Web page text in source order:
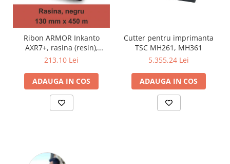
Ribon ARMOR Inkanto
AXR7+, rasina (resin),
negru, 130mmx450M, OUT
213,10 Lei
ADAUGA IN COS
Cutter pentru imprimanta
TSC MH261, MH361
5.355,24 Lei
ADAUGA IN COS